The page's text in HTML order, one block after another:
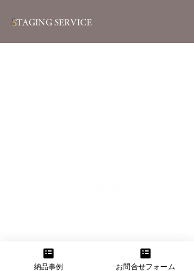
STAGING SERVICE
TEL：06-6160-3555 FAX：06-6160-3556
納品事例 お問合せフォーム